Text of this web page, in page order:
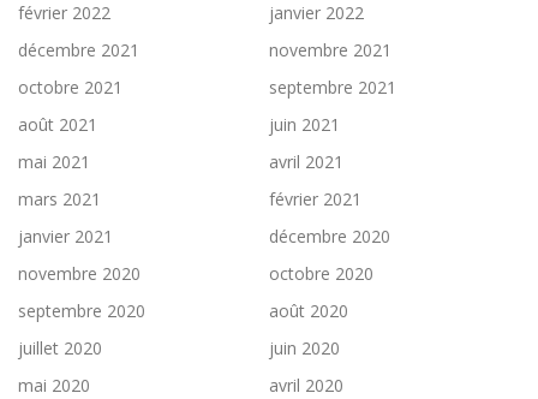
février 2022
janvier 2022
décembre 2021
novembre 2021
octobre 2021
septembre 2021
août 2021
juin 2021
mai 2021
avril 2021
mars 2021
février 2021
janvier 2021
décembre 2020
novembre 2020
octobre 2020
septembre 2020
août 2020
juillet 2020
juin 2020
mai 2020
avril 2020